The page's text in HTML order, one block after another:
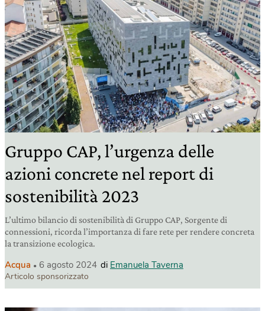
Gruppo CAP, l’urgenza delle
azioni concrete nel report di
sostenibilità 2023
L’ultimo bilancio di sostenibilità di Gruppo CAP, Sorgente di
connessioni, ricorda l’importanza di fare rete per rendere concreta
la transizione ecologica.
Acqua 6 agosto 2024 di Emanuela Taverna
Articolo sponsorizzato